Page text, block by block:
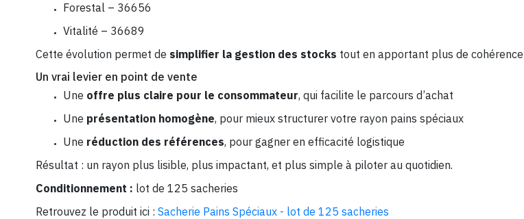
Forestal – 36656
Vitalité – 36689
Cette évolution permet de simplifier la gestion des stocks tout en apportant plus de
Un vrai levier en point de vente
Une offre plus claire pour le consommateur, qui facilite le parcours d’achat
Une présentation homogène, pour mieux structurer votre rayon pains spéciaux
Une réduction des références, pour gagner en efficacité logistique
Résultat : un rayon plus lisible, plus impactant, et plus simple à piloter au quotidien.
Conditionnement : lot de 125 sacheries
Retrouvez le produit ici : Sacherie Pains Spéciaux - lot de 125 sacheries